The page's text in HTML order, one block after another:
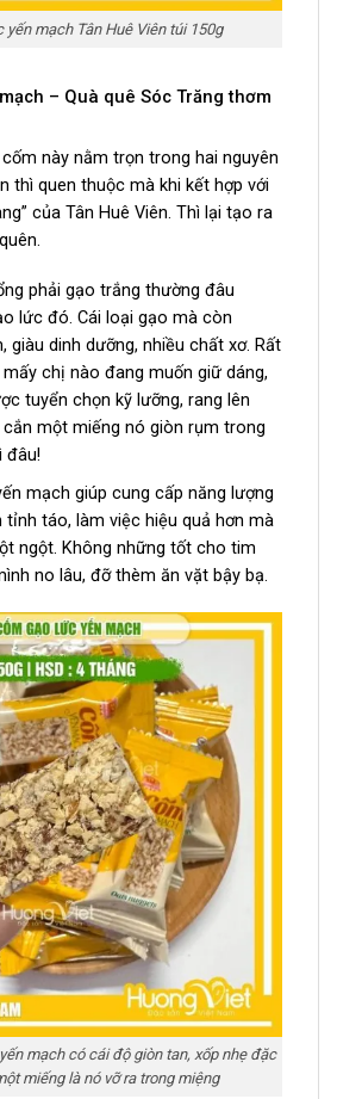
yến mạch Tân Huê Viên túi 150g
– Quà quê Sóc Trăng thơm
này nằm trọn trong hai nguyên
thì quen thuộc mà khi kết hợp với
của Tân Huê Viên. Thì lại tạo ra
phải gạo trắng thường đâu
lức đó. Cái loại gạo mà còn
giàu dinh dưỡng, nhiều chất xơ. Rất
chị nào đang muốn giữ dáng,
tuyển chọn kỹ lưỡng, rang lên
cắn một miếng nó giòn rụm trong
đâu!
mạch giúp cung cấp năng lượng
tỉnh táo, làm việc hiệu quả hơn mà
ngột. Không những tốt cho tim
no lâu, đỡ thèm ăn vặt bậy bạ.
mạch có cái độ giòn tan, xốp nhẹ đặc
miếng là nó vỡ ra trong miệng